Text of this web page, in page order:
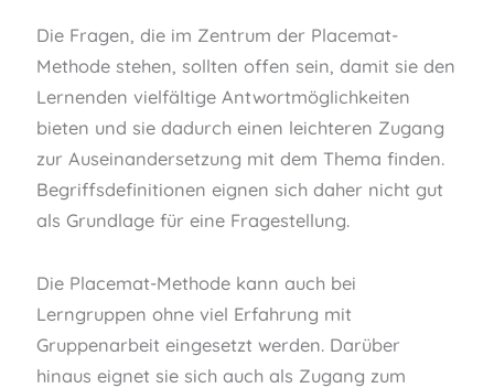
Die Fragen, die im Zentrum der Placemat-
Methode stehen, sollten offen sein, damit sie den
Lernenden vielfältige Antwortmöglichkeiten
bieten und sie dadurch einen leichteren Zugang
zur Auseinandersetzung mit dem Thema finden.
Begriffsdefinitionen eignen sich daher nicht gut
als Grundlage für eine Fragestellung.
Die Placemat-Methode kann auch bei
Lerngruppen ohne viel Erfahrung mit
Gruppenarbeit eingesetzt werden. Darüber
hinaus eignet sie sich auch als Zugang zum